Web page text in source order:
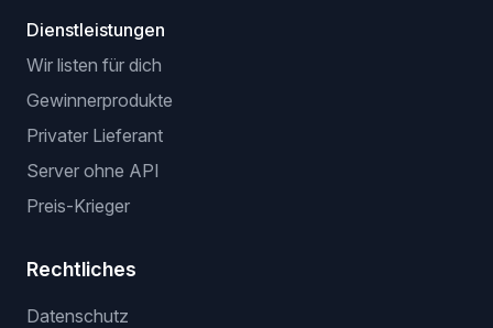
Dienstleistungen
Wir listen für dich
Gewinnerprodukte
Privater Lieferant
Server ohne API
Preis-Krieger
Rechtliches
Datenschutz